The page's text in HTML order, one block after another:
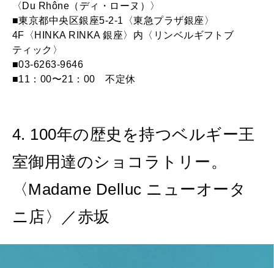
〈Du Rhône（ディ・ローヌ）〉
■東京都中央区銀座5-2-1〈東急プラザ銀座〉
4F〈HINKA RINKA 銀座〉内〈リンベルギフトブ
ティック〉
■03-6263-9646
■11：00〜21：00 不定休
4. 100年の歴史を持つベルギー王
室御用達のショコラトリー。
〈Madame Delluc ニューオータ
ニ店〉／赤坂